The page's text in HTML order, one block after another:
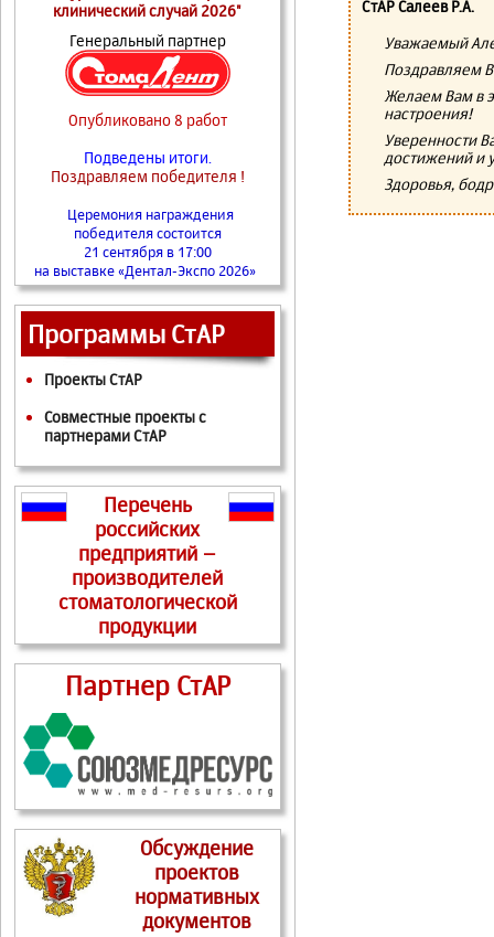
клинический случай 2026"
Генеральный партнер
Опубликовано 8 работ
Подведены итоги.
Поздравляем победителя !
Церемония награждения
победителя состоится
21 сентября в 17:00
на выставке «Дентал-Экспо 2026»
Программы СтАР
Проекты СтАР
Совместные проекты с
партнерами СтАР
Перечень
российских
предприятий –
производителей
стоматологической
продукции
Партнер СтАР
Обсуждение
проектов
нормативных
документов
СтАР Салеев Р.А.
Уважаемый
Поздравляем
Желаем Вам в
настроения!
Уверенности
достижений и
Здоровья,